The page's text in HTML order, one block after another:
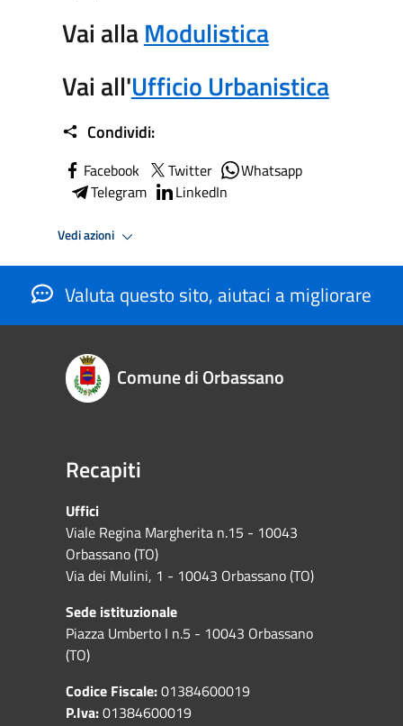
Vai allaModulistica
Vai all'Ufficio Urbanistica
Condividi:
Facebook Twitter
Whatsapp
Telegram
LinkedIn
Vedi azioni
Valuta questo sito, aiutaci a migliorare
Comune di Orbassano
Recapiti
Uffici
Viale Regina Margherita n.15 - 10043
Orbassano (TO)
Via dei Mulini, 1 - 10043 Orbassano (TO)
Sede istituzionale
Piazza Umberto I n.5 - 10043 Orbassano
(TO)
Codice Fiscale:01384600019
P.Iva:01384600019